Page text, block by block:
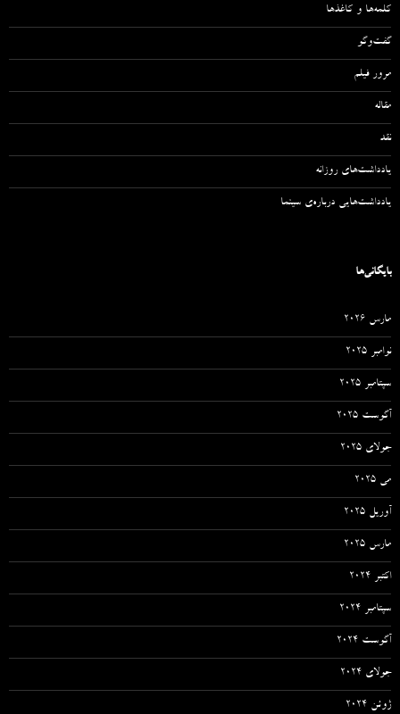
کلمه‌ها و کاغذها
گفت‌وگو
مرور فیلم
مقاله‌
نقد
یادداشت‌های روزانه
یادداشت‌هایی درباره‌ی سینما
بایگانی‌ها
مارس 2026
نوامبر 2025
سپتامبر 2025
آگوست 2025
جولای 2025
می 2025
آوریل 2025
مارس 2025
اکتبر 2024
سپتامبر 2024
آگوست 2024
جولای 2024
ژوئن 2024